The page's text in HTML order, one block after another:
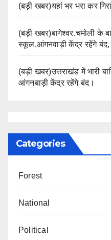
(बड़ी खबर)यहां भर भरा कर
(बड़ी खबर)बागेश्वर.चमोली के
स्कूल,आंगनवाड़ी केंद्र रहेंगे बंद,
(बड़ी खबर)उत्तराखंड में भारी
आंगनबाड़ी केंद्र रहेंगे बंद।
Categories
Forest
National
Political